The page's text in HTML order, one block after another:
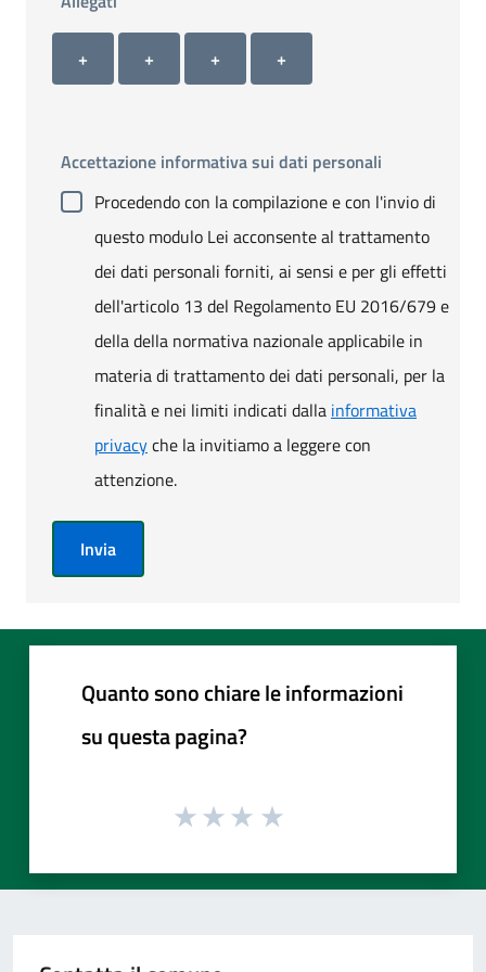
Allegato 1
+
Allegato 2
+
Allegato 3
+
Allegato 4
+
Accettazione informativa sui dati personali
Procedendo con la compilazione e con l'invio di
questo modulo Lei acconsente al trattamento
dei dati personali forniti, ai sensi e per gli effetti
dell'articolo 13 del Regolamento EU 2016/679 e
della della normativa nazionale applicabile in
materia di trattamento dei dati personali, per la
finalità e nei limiti indicati dalla informativa
privacyche la invitiamo a leggere con
attenzione.
Invia
Quanto sono chiare le informazioni
su questa pagina?